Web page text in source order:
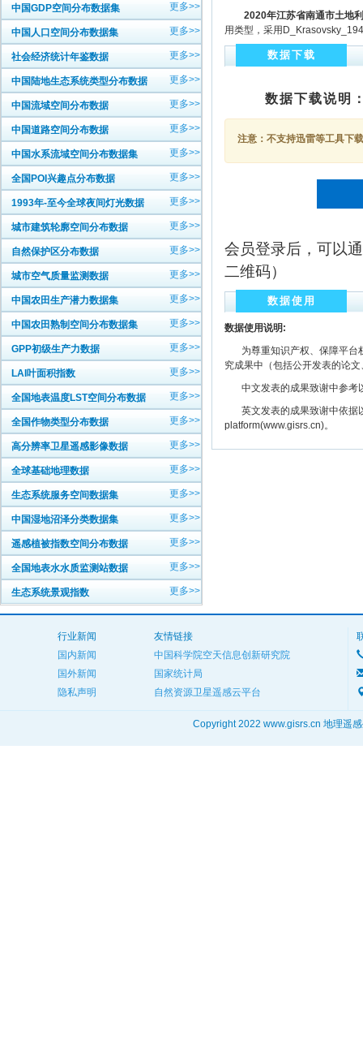
中国GDP空间分布数据集 更多>>
中国人口空间分布数据集 更多>>
社会经济统计年鉴数据 更多>>
中国陆地生态系统类型分布数据 更多>>
中国流域空间分布数据 更多>>
中国道路空间分布数据 更多>>
中国水系流域空间分布数据集 更多>>
全国POI兴趣点分布数据 更多>>
1993年-至今全球夜间灯光数据 更多>>
城市建筑轮廓空间分布数据 更多>>
自然保护区分布数据 更多>>
城市空气质量监测数据 更多>>
中国农田生产潜力数据集 更多>>
中国农田熟制空间分布数据集 更多>>
GPP初级生产力数据 更多>>
LAI叶面积指数 更多>>
全国地表温度LST空间分布数据 更多>>
全国作物类型分布数据 更多>>
高分辨率卫星遥感影像数据 更多>>
全球基础地理数据 更多>>
生态系统服务空间数据集 更多>>
中国湿地沼泽分类数据集 更多>>
遥感植被指数空间分布数据 更多>>
全国地表水水质监测站数据 更多>>
生态系统景观指数 更多>>
2020年江苏省南通市土地
用类型，采用
数据下载
数据下载说明
注意：不支持迅雷等工具下
会员登录后，可以
二维码）
数据使用
数据使用说明:
为尊重知识产权、保障平台
究成果中（包括公开发表的论
中文发表的成果致谢中参考
英文发表的成果致谢中依据
platform(www.gisrs.cn)。
行业新闻
国内新闻
国外新闻
隐私声明
友情链接
中国科学院空天信息创新研究院
国家统计局
自然资源卫星遥感云平台
Copyright 2022 www.gisrs.cn 地理遥